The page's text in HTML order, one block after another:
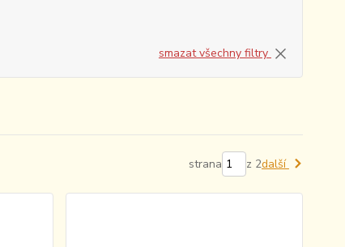
smazat všechny filtry
strana z 2další